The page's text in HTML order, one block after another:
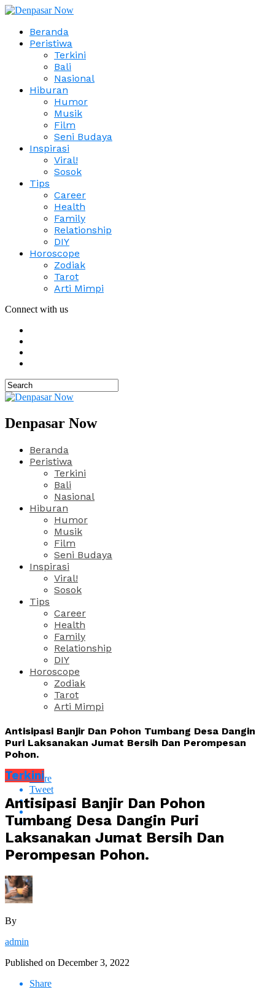
Beranda
Peristiwa
Terkini
Bali
Nasional
Hiburan
Humor
Musik
Film
Seni Budaya
Inspirasi
Viral!
Sosok
Tips
Career
Health
Family
Relationship
DIY
Horoscope
Zodiak
Tarot
Arti Mimpi
Connect with us
Denpasar Now
Beranda
Peristiwa
Terkini
Bali
Nasional
Hiburan
Humor
Musik
Film
Seni Budaya
Inspirasi
Viral!
Sosok
Tips
Career
Health
Family
Relationship
DIY
Horoscope
Zodiak
Tarot
Arti Mimpi
Antisipasi Banjir Dan Pohon Tumbang Desa Dangin
Puri Laksanakan Jumat Bersih Dan Perompesan
Pohon.
Share
Tweet
Terkini
Antisipasi Banjir Dan Pohon
Tumbang Desa Dangin Puri
Laksanakan Jumat Bersih Dan
Perompesan Pohon.
By
admin
Published on December 3, 2022
Share